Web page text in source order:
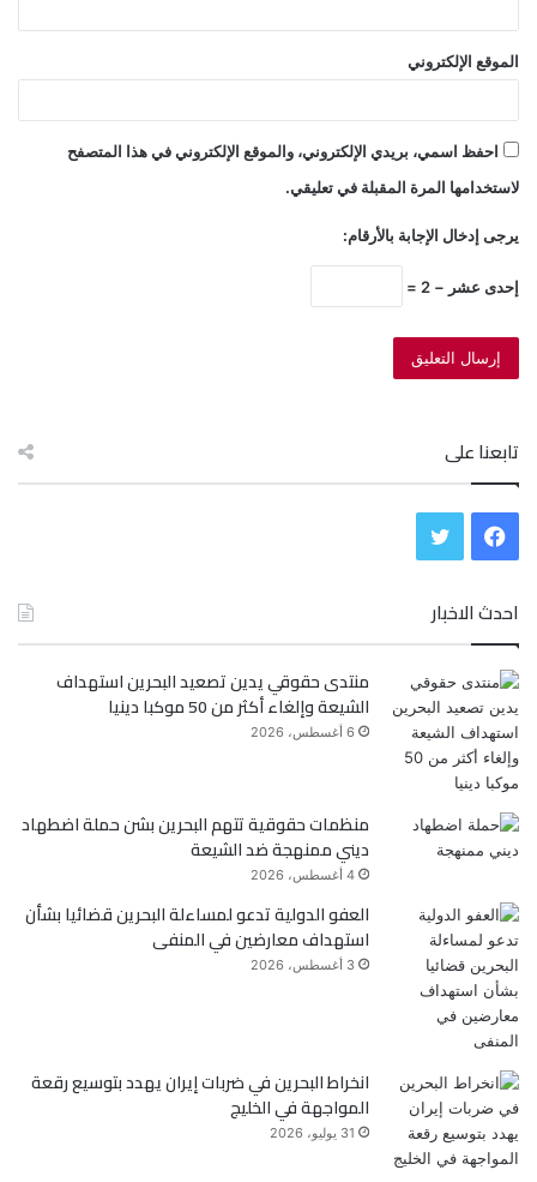
الموقع الإلكتروني
احفظ اسمي، بريدي الإلكتروني، والموقع الإلكتروني في هذا المتصفح
لاستخدامها المرة المقبلة في تعليقي.
يرجى إدخال الإجابة بالأرقام:
إحدى عشر − 2 =
تابعنا على
ب
و
ك
ت
ر
احدث الاخبار
منتدى حقوقي يدين تصعيد البحرين استهداف
الشيعة وإلغاء أكثر من 50 موكبا دينيا
6 أغسطس، 2026
منظمات حقوقية تتهم البحرين بشن حملة اضطهاد
ديني ممنهجة ضد الشيعة
4 أغسطس، 2026
العفو الدولية تدعو لمساءلة البحرين قضائيا بشأن
استهداف معارضين في المنفى
3 أغسطس، 2026
انخراط البحرين في ضربات إيران يهدد بتوسيع رقعة
المواجهة في الخليج
31 يوليو، 2026